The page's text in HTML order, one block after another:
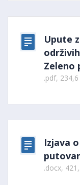
Upute
Zeleno
.pdf,
Izjava
.docx,